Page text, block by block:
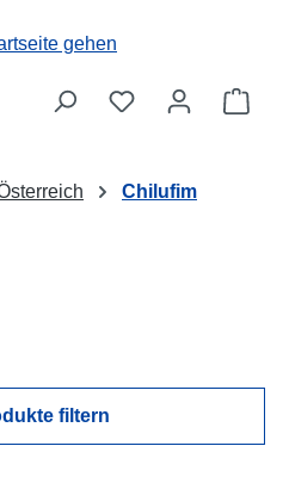
Chilufim
filtern